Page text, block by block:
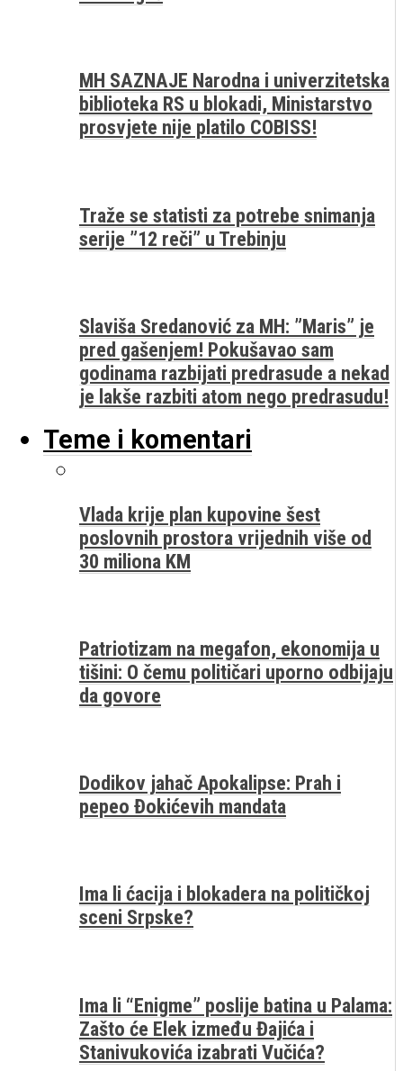
MH SAZNAJE Narodna i univerzitetska
biblioteka RS u blokadi, Ministarstvo
prosvjete nije platilo COBISS!
Traže se statisti za potrebe snimanja
serije ”12 reči” u Trebinju
Slaviša Sredanović za MH: ”Maris” je
pred gašenjem! Pokušavao sam
godinama razbijati predrasude a nekad
je lakše razbiti atom nego predrasudu!
Teme i komentari
Vlada krije plan kupovine šest
poslovnih prostora vrijednih više od
30 miliona KM
Patriotizam na megafon, ekonomija u
tišini: O čemu političari uporno odbijaju
da govore
Dodikov jahač Apokalipse: Prah i
pepeo Đokićevih mandata
Ima li ćacija i blokadera na političkoj
sceni Srpske?
Ima li “Enigme” poslije batina u Palama:
Zašto će Elek između Đajića i
Stanivukovića izabrati Vučića?